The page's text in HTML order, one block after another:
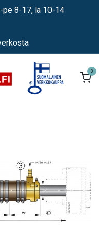
pe 8-17, la 10-14
0